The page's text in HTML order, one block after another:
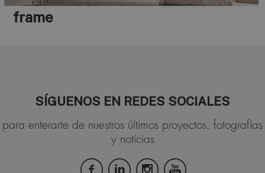
frame
SÍGUENOS EN REDES SOCIALES
para enterarte de nuestros últimos proyectos, fotografías
y noticias